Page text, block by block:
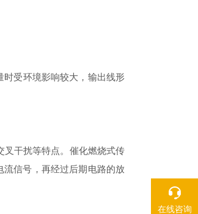
受环境影响较大，输出线形
干扰等特点。催化燃烧式传
信号，再经过后期电路的放
在线咨询